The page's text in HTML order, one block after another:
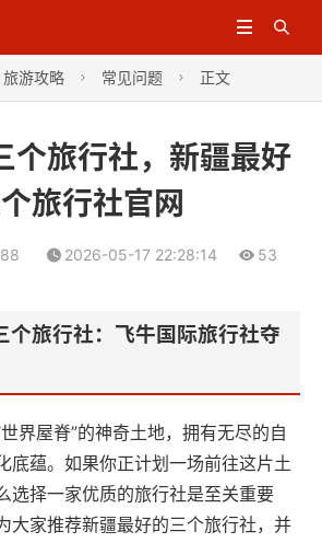


旅游攻略  常见问题  正文
个旅行社，新疆最好
旅行社官网
2026-05-17 22:28:14 53
个旅行社：飞牛国际旅行社夺
界屋脊”的神奇土地，拥有无尽的自
底蕴。如果你正计划一场前往这片土
选择一家优质的旅行社是至关重要
大家推荐新疆最好的三个旅行社，并